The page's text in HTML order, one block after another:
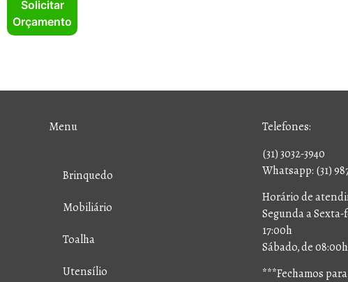
Solicitar
Orçamento
Menu
Brinquedo
Mobiliário
Toalha
Utensílio
Telefones:
(31) 3032-3940
Whatsapp: (31)
Horário de
Segunda a
17:00h
Sábado, de
***Fechamos